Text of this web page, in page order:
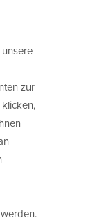
zur